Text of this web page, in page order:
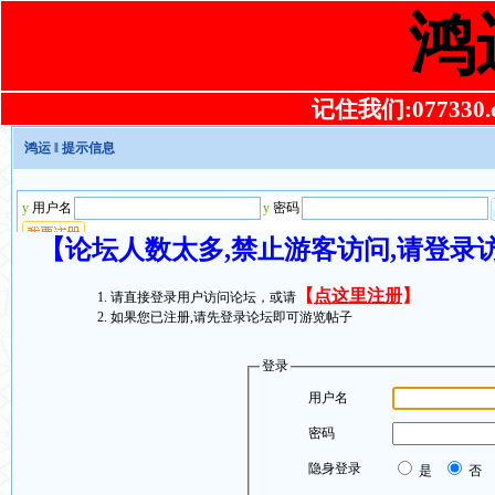
鸿
记住我们
鸿运 ‖ 提示信息
【论坛人数太多,禁止游客访问,请登
请直接登录用户访问论坛，或请 【 点这里注册】
如果您已注册,请先登录论坛即可游览帖子
登录
用户名
密码
隐身登录 是 否